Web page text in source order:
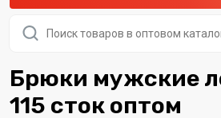
товаров
Брюки мужские
115 сток оптом